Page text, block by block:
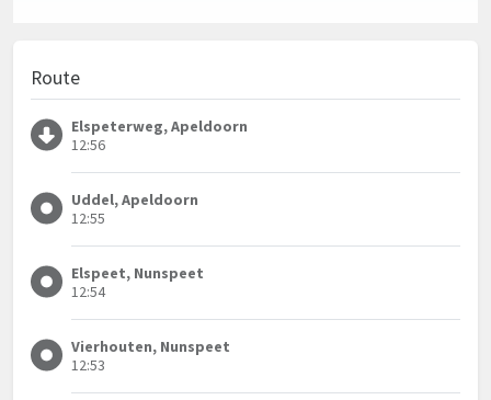
Route
Elspeterweg, Apeldoorn
12:56
Uddel, Apeldoorn
12:55
Elspeet, Nunspeet
12:54
Vierhouten, Nunspeet
12:53